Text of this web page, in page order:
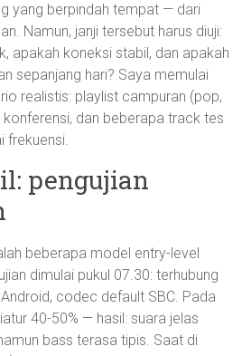
yang berpindah tempat — dari
Namun, janji tersebut harus diuji:
apakah koneksi stabil, dan apakah
sepanjang hari? Saya memulai
realistis: playlist campuran (pop,
konferensi, dan beberapa track tes
frekuensi.
pengujian
beberapa model entry-level
dimulai pukul 07.30: terhubung
codec default SBC. Pada
40-50% — hasil: suara jelas
bass terasa tipis. Saat di